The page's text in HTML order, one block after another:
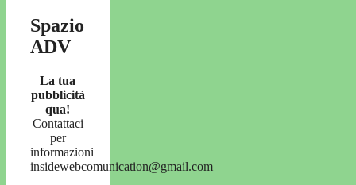
Spazio
ADV
La tua
pubblicità
qua!
Contattaci
per
informazioni
insidewebcomunication@gmail.com